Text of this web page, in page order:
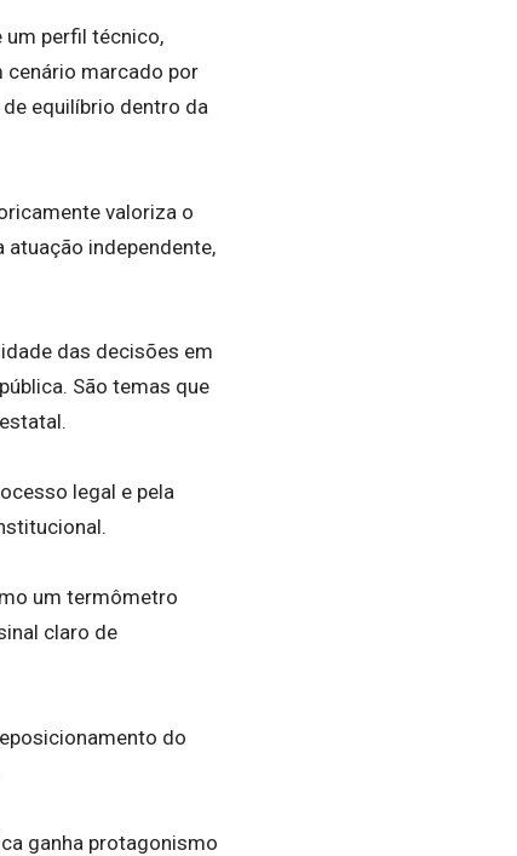
um perfil técnico,
cenário marcado por
equilíbrio dentro da
valoriza o
independente,
das decisões em
São temas que
legal e pela
um termômetro
claro de
do
ganha protagonismo